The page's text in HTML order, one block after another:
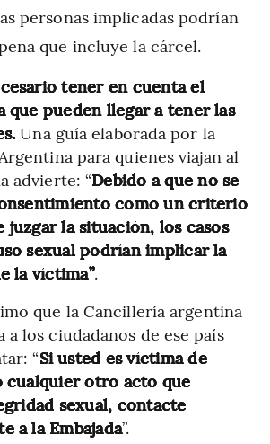
personas implicadas podrían
que incluye la cárcel.
tener en cuenta el
que pueden llegar a tener las
Una guía elaborada por la
para quienes viajan al
advierte: “Debido a que no se
como un criterio
juzgar la situación, los casos
sexual podrían implicar la
la víctima”.
que la Cancillería argentina
a los ciudadanos de ese país
“Si usted es víctima de
cualquier otro acto que
sexual, contacte
a la Embajada”.